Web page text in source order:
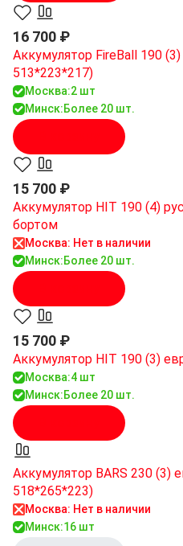
16 700 ₽
Аккумулятор FireBall 190
513*223*217)
Москва:2 шт
Минск:Более 20 шт.
15 700 ₽
Аккумулятор HIT 190 (4)
бортом
Москва: Нет в наличии
Минск:Более 20 шт.
15 700 ₽
Аккумулятор HIT 190 (3)
Москва:4 шт
Минск:Более 20 шт.
Аккумулятор BARS 230 (3)
518*265*223)
Москва: Нет в наличии
Минск:16 шт